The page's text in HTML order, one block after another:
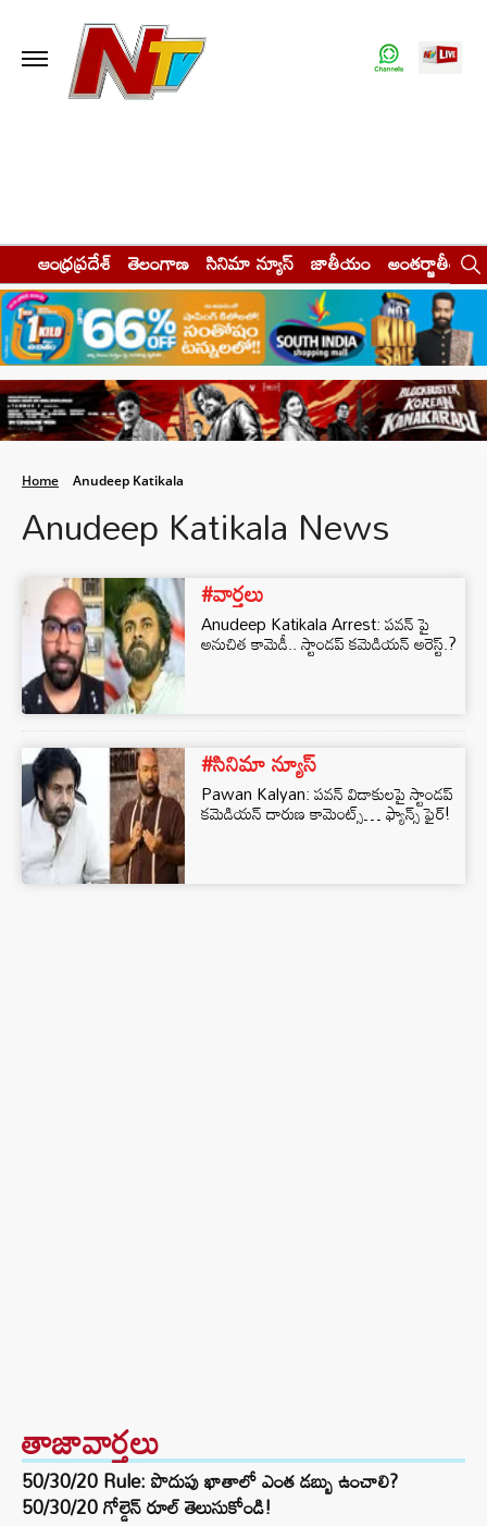
ఆంధ్రప్రదేశ్ తెలంగాణ సినిమా న్యూస్ జాతీయం అంతర్జాతీయం
Home Anudeep Katikala
Anudeep Katikala News
#వార్తలు
Anudeep Katikala Arrest: పవన్ పై
అనుచిత కామెడీ.. స్టాండప్ కమెడియన్ అరెస్ట్.?
#సినిమా న్యూస్
Pawan Kalyan: పవన్ విడాకులపై స్టాండప్
కమెడియన్ దారుణ కామెంట్స్… ఫ్యాన్స్ ఫైర్!
తాజావార్తలు
50/30/20 Rule: పొదుపు ఖాతాలో ఎంత డబ్బు ఉంచాలి?
50/30/20 గోల్డెన్ రూల్ తెలుసుకోండి!